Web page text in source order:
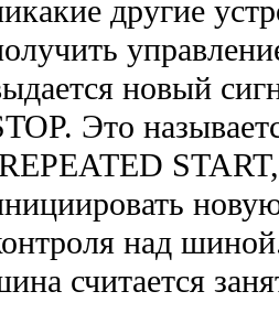
другие
новый
Это
над
считается